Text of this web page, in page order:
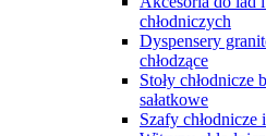
chłodniczych
Dyspensery
chłodzące
Stoły chłodnicze
sałatkowe
Szafy chłodnicze